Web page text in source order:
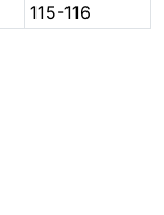
115-116